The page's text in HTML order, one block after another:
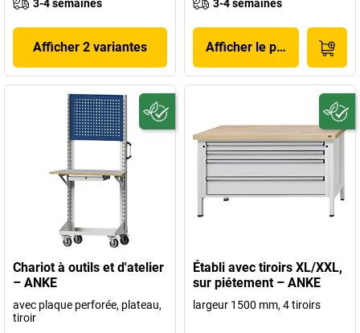
3-4 semaines
Afficher 2 variantes
3-4 semaines
Afficher le produit
Chariot à outils et d'atelier
– ANKE
avec plaque perforée, plateau,
tiroir
Établi avec tiroirs XL/XXL,
sur piétement – ANKE
largeur 1500 mm, 4 tiroirs